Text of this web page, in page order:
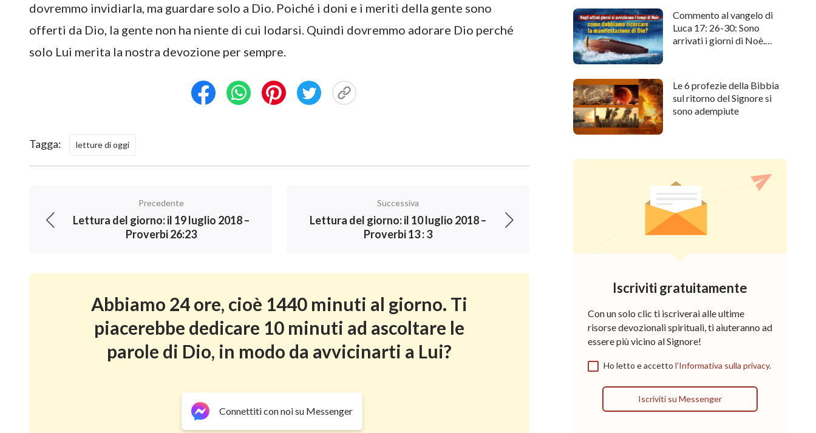
dovremmo invidiarla, ma guardare solo a Dio. Poiché i doni e i meriti della gente sono
offerti da Dio, la gente non ha niente di cui lodarsi. Quindi dovremmo adorare Dio perché
solo Lui merita la nostra devozione per sempre.
Tagga: letture di oggi
Precedente
Lettura del giorno: il 19 luglio 2018 –
Proverbi 26:23
Successiva
Lettura del giorno: il 10 luglio 2018 –
Proverbi 13 : 3
Abbiamo 24 ore, cioè 1440 minuti al giorno. Ti
piacerebbe dedicare 10 minuti ad ascoltare le
parole di Dio, in modo da avvicinarti a Lui?
Connettiti con noi su Messenger
Commento al vangelo di
Luca 17: 26-30: Sono
arrivati i giorni di Noè.
Le 6 profezie della Bibbia
sul ritorno del Signore si
sono adempiute
Iscriviti gratuitamente
Con un solo clic ti iscriverai alle ultime
risorse devozionali spirituali, ti aiuteranno ad
essere più vicino al Signore!
Ho letto e accetto l’Informativa sulla privacy.
Iscriviti su Messenger